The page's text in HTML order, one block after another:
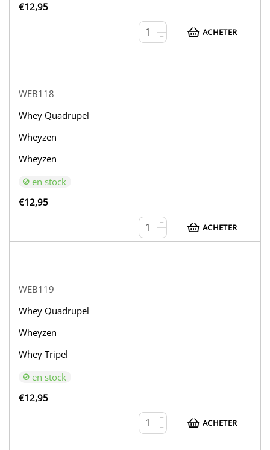
€12,95
+
−
ACHETER
WEB118
Whey Quadrupel
Wheyzen
Wheyzen
en stock
€12,95
+
−
ACHETER
WEB119
Whey Quadrupel
Wheyzen
Whey Tripel
en stock
€12,95
+
−
ACHETER